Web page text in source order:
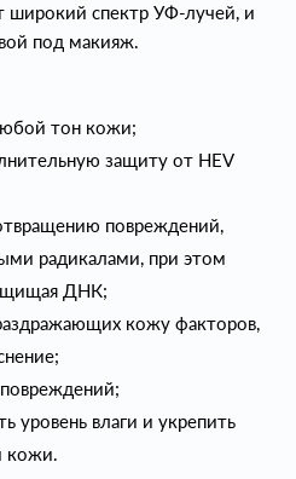
широкий спектр УФ-лучей, и
под макияж.
тон кожи;
защиту от HEV
повреждений,
радикалами, при этом
ДНК;
кожу факторов,
уровень влаги и укрепить
кожи.